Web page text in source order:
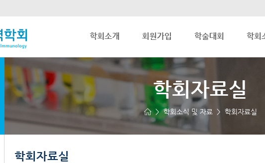
학회소개 회원가입 학술대회 학회
학회자료실
> 학회소식 및 자료 > 학회자료실
학회자료실